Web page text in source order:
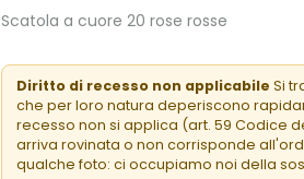
Scatola a cuore 20 rose rosse
Diritto di recesso non applicabile Si
che per loro natura deperiscono
recesso non si applica (art. 59 Codice
arriva rovinata o non corrisponde
qualche foto: ci occupiamo noi della